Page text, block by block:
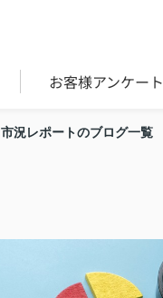
お客様アンケート
市況レポートのブログ一覧